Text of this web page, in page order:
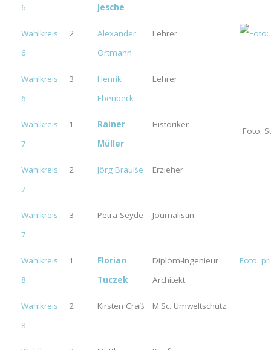
6
Jesche
Wahlkreis
6
2
Alexander
Ortmann
Lehrer
Wahlkreis
6
3
Henrik
Ebenbeck
Lehrer
Wahlkreis
7
1
Rainer
Müller
Historiker
Foto:
Wahlkreis
7
2 Jörg Brauße Erzieher
Wahlkreis
7
3 Petra Seyde Journalistin
Wahlkreis
8
1
Florian
Tuczek
Diplom-Ingenieur
Architekt
Foto:
Wahlkreis
8
2 Kirsten Craß M.Sc. Umweltschutz